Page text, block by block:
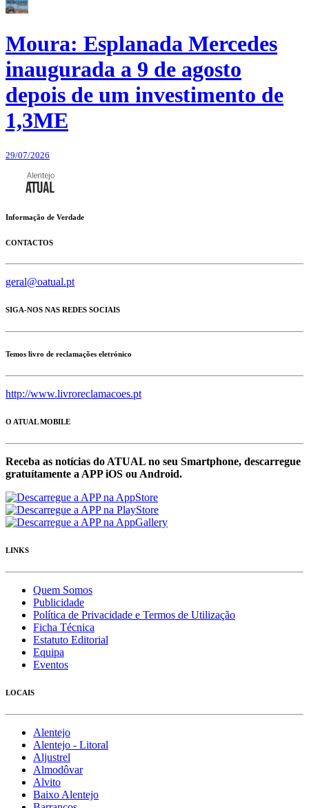
Moura: Esplanada Mercedes
inaugurada a 9 de agosto
depois de um investimento de
1,3ME
29/07/2026
Informação de Verdade
CONTACTOS
geral@oatual.pt
SIGA-NOS NAS REDES SOCIAIS
Temos livro de reclamações eletrónico
http://www.livroreclamacoes.pt
O ATUAL MOBILE
Receba as notícias do ATUAL no seu Smartphone, descarregue
gratuítamente a APP iOS ou Android.
LINKS
Quem Somos
Publicidade
Política de Privacidade e Termos de Utilização
Ficha Técnica
Estatuto Editorial
Equipa
Eventos
LOCAIS
Alentejo
Alentejo - Litoral
Aljustrel
Almodôvar
Alvito
Baixo Alentejo